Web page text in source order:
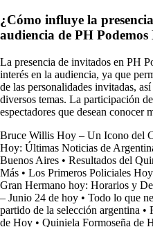
¿Cómo influye la
audiencia de PH
La presencia de invitados en PH
interés en la audiencia, ya que
de las personalidades invitadas,
diversos temas. La participación
espectadores que desean conocer
Bruce Willis Hoy – Un Icono del
Hoy: Últimas Noticias de
Buenos Aires • Resultados del
Más • Los Primeros Policiales
Gran Hermano hoy: Horarios y
– Junio 24 de hoy • Todo lo que
partido de la selección argentina •
de Hoy • Quiniela Formoseña de